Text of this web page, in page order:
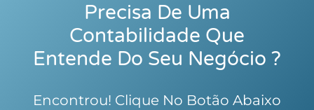
Precisa De Uma
Contabilidade Que
Entende Do Seu Negócio ?
Encontrou! Clique No Botão Abaixo